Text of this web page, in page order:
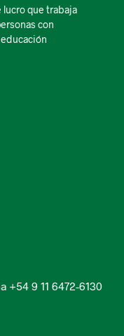
lucro que trabaja
con
+54 9 11 6472-6130